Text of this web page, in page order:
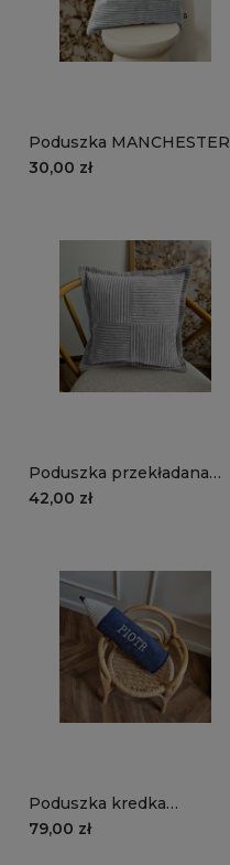
Poduszka MANCHESTER
LN86 | szary
30,00 zł
Poduszka przekładana
MANCHESTER LN86 |
42,00 zł
Poduszka kredka
MANCHESTER LN77 |
79,00 zł